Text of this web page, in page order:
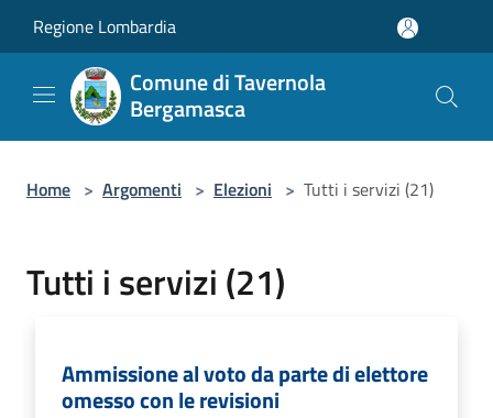
Regione Lombardia
Comune di Tavernola
Bergamasca
Home > Argomenti > Elezioni > Tutti i servizi (21)
Tutti i servizi (21)
Ammissione al voto da parte di elettore
omesso con le revisioni